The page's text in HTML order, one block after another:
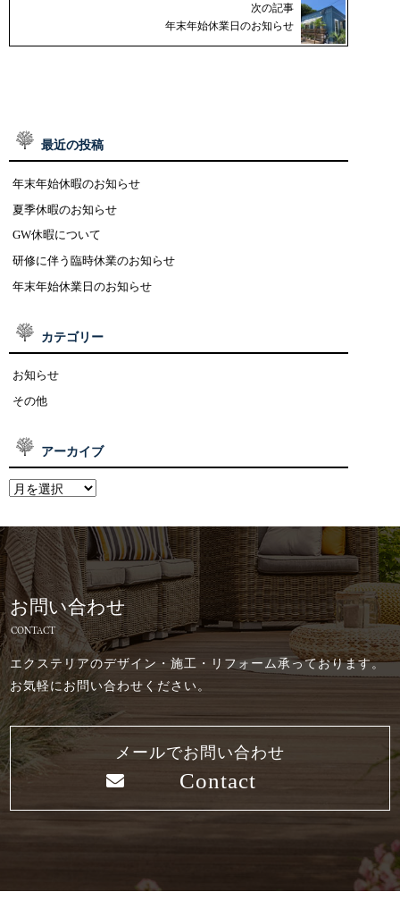
次の記事
年末年始休業日のお知らせ
最近の投稿
年末年始休暇のお知らせ
夏季休暇のお知らせ
GW休暇について
研修に伴う臨時休業のお知らせ
年末年始休業日のお知らせ
カテゴリー
お知らせ
その他
アーカイブ
お問い合わせ
CONTACT
エクステリアのデザイン・施工・リフォーム承っております。
お気軽にお問い合わせください。
メールでお問い合わせ
Contact